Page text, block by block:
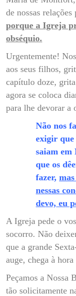
de nossas relações
porque a Igreja
obséquio.
Urgentemente!
aos seus filhos,
capítulo doze,
agora se coloca
para lhe devorar a
Não nos
exigir que
saiam em
que os
fazer,
nessas
devo, eu
A Igreja pede o
socorro. Não
que a grande
auge, chega à hora
Peçamos a Nossa
tão solicitamente